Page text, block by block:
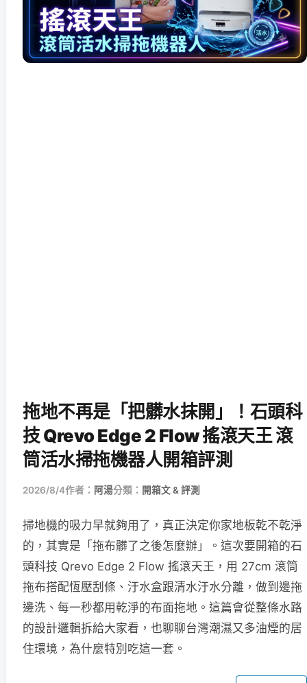
拖地不再是「把髒水抹開」！石頭科
技 Qrevo Edge 2 Flow 搖滾天王 滾
筒活水掃拖機器人開箱評測
2026/8/4作者： 阿湯分類： 開箱文 & 評測
掃地機的吸力早就夠用了，真正決定你家地板乾不乾淨
的，其實是「拖布髒了之後怎麼辦」。這次要開箱的石
頭科技 Qrevo Edge 2 Flow 搖滾天王，用 27cm 滾筒
拖布搭配恆壓刮條、汙水盒跟清水汙水分離，做到邊拖
邊洗、每一秒都用乾淨的布面拖地。這篇會從整條水路
的設計邏輯拆給大家看，也聊聊台灣潮濕又多油煙的居
住環境，為什麼特別吃這一套。